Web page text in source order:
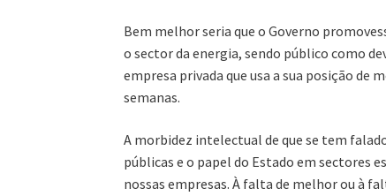
Bem melhor seria que o Governo
o sector da energia, sendo público como
empresa privada que usa a sua posição
semanas.
A morbidez intelectual de que se tem
públicas e o papel do Estado em sectores
nossas empresas. À falta de melhor ou à